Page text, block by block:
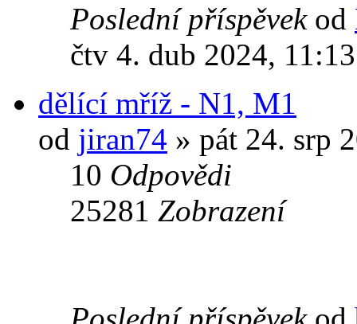
Poslední příspěvek od
čtv 4. dub 2024, 11:13
dělící mříž - N1, M1
od jiran74 » pát 24. srp
10 Odpovědi
25281 Zobrazení